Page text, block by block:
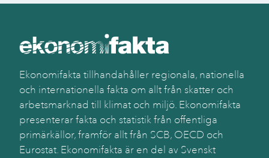
Ekonomifakta tillhandahåller regionala, nationella
och internationella fakta om allt från skatter och
arbetsmarknad till klimat och miljö. Ekonomifakta
presenterar fakta och statistik från offentliga
primärkällor, framför allt från SCB, OECD och
Eurostat. Ekonomifakta är en del av Svenskt